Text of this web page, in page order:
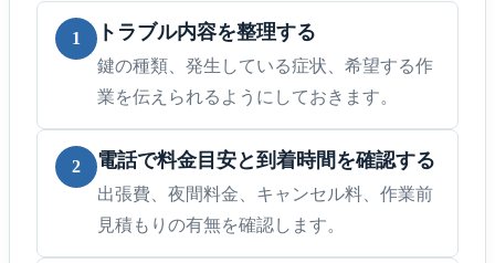
1 トラブル内容を整理する
鍵の種類、発生している症状、希望する作
業を伝えられるようにしておきます。
2 電話で料金目安と到着時間を確認する
出張費、夜間料金、キャンセル料、作業前
見積もりの有無を確認します。